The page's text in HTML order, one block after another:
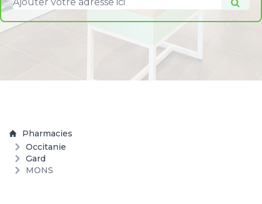
Pharmacies
Occitanie
Gard
MONS